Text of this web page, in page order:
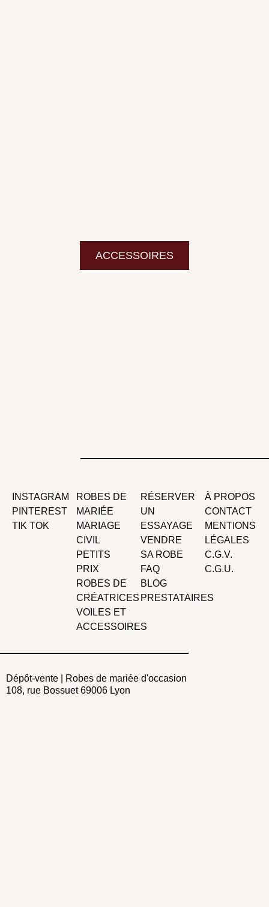
ACCESSOIRES
INSTAGRAM
PINTEREST
TIK TOK
ROBES DE
MARIÉE
MARIAGE
CIVIL
PETITS
PRIX
ROBES DE
CRÉATRICES
VOILES ET
ACCESSOIRES
RÉSERVER
UN
ESSAYAGE
VENDRE
SA ROBE
FAQ
BLOG
PRESTATAIRES
À PROPOS
CONTACT
MENTIONS
LÉGALES
C.G.V.
C.G.U.
Dépôt-vente | Robes de mariée d'occasion
108, rue Bossuet 69006 Lyon